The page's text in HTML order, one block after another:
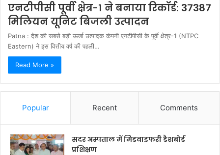
एनटीपीसी पूर्वी क्षेत्र-1 ने बनाया रिकॉर्ड: 37387
मिलियन यूनिट बिजली उत्पादन
Patna : देश की सबसे बड़ी ऊर्जा उत्पादक कंपनी एनटीपीसी के पूर्वी क्षेत्र-1 (NTPC
Eastern) ने इस वित्तीय वर्ष की पहली…
Read More »
Popular Recent Comments
सदर अस्पताल में मिडवाइफरी डैशबोर्ड
प्रशिक्षण